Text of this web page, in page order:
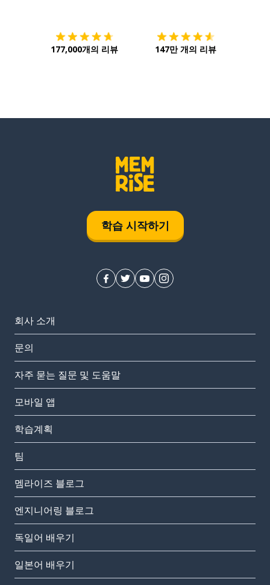
177,000개의 리뷰 147만 개의 리뷰
학습 시작하기
회사 소개
문의
자주 묻는 질문 및 도움말
모바일 앱
학습계획
팀
멤라이즈 블로그
엔지니어링 블로그
독일어 배우기
일본어 배우기